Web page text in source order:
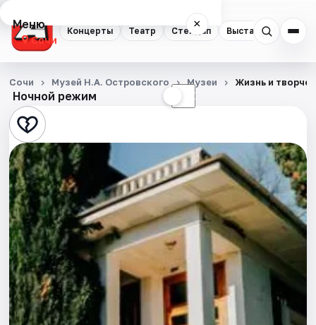
Концерты Театр Стендап Выставки
Меню ×
Сочи
Концерты
Театр
Стендап
Выставки
Квесты
Экскурсии
Спорт
События
Ночной режим ☾
Сочи Музей Н.А. Островского Музеи Жизнь и